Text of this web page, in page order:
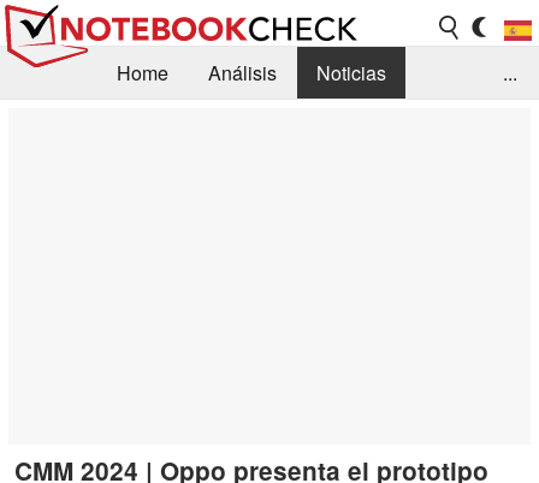
Home Análisis
Noticias
...
CMM 2024 | Oppo presenta el prototipo